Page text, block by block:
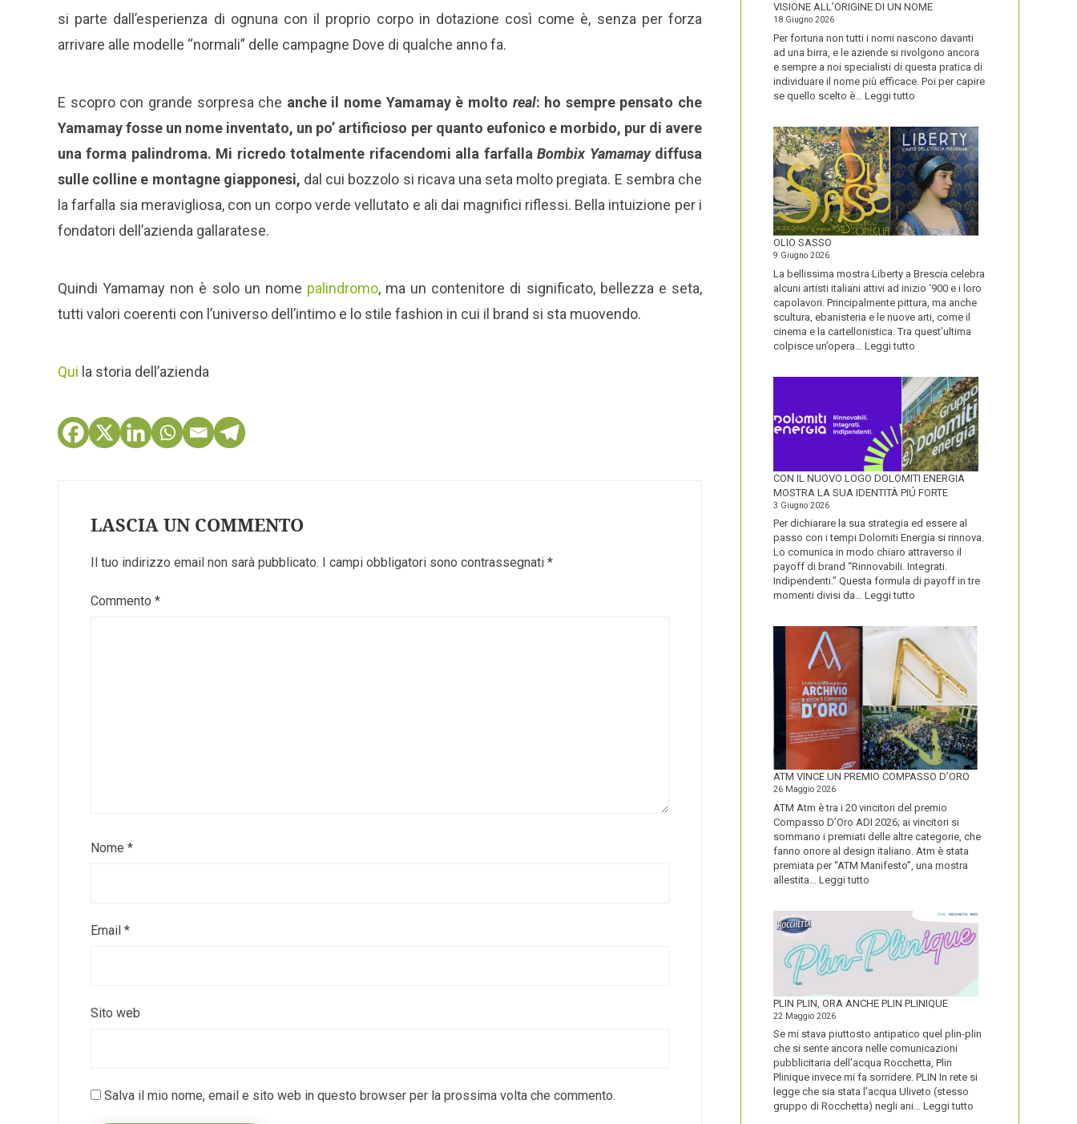
si parte dall’esperienza di ognuna con il proprio corpo in dotazione così come è, senza per forza
arrivare alle modelle “normali” delle campagne Dove di qualche anno fa.
E scopro con grande sorpresa che anche il nome Yamamay è molto real: ho sempre pensato che
Yamamay fosse un nome inventato, un po’ artificioso per quanto eufonico e morbido, pur di avere
una forma palindroma. Mi ricredo totalmente rifacendomi alla farfallaBombix Yamamaydiffusa
sulle colline e montagne giapponesi, dal cui bozzolo si ricava una seta molto pregiata. E sembra che
la farfalla sia meravigliosa, con un corpo verde vellutato e ali dai magnifici riflessi. Bella intuizione per i
fondatori dell’azienda gallaratese.
Quindi Yamamay non è solo un nome palindromo, ma un contenitore di significato, bellezza e seta,
tutti valori coerenti con l’universo dell’intimo e lo stile fashion in cui il brand si sta muovendo.
Qui la storia dell’azienda
LASCIA UN COMMENTO
Il tuo indirizzo email non sarà pubblicato. I campi obbligatori sono contrassegnati *
Commento *
Nome *
Email *
Sito web
Salva il mio nome, email e sito web in questo browser per la prossima volta che commento.
VISIONE ALL’ORIGINE DI UN NOME
18 Giugno 2026
Per fortuna non tutti i nomi nascono davanti
ad una birra, e le aziende si rivolgono ancora
e sempre a noi specialisti di questa pratica di
individuare il nome più efficace. Poi per capire
se quello scelto è… Leggi tutto
BLACKBERRY,
LA
STORIA
E
LA
VISIONE
ALL’ORIGINE
DI
NOME
OLIO SASSO
9 Giugno 2026
La bellissima mostra Liberty a Brescia celebra
alcuni artisti italiani attivi ad inizio ‘900 e i loro
capolavori. Principalmente pittura, ma anche
scultura, ebanisteria e le nuove arti, come il
cinema e la cartellonistica. Tra quest’ultima
colpisce un’opera… Leggi tutto
CON IL NUOVO LOGO DOLOMITI ENERGIA
MOSTRA LA SUA IDENTITÀ PIÚ FORTE
3 Giugno 2026
Per dichiarare la sua strategia ed essere al
passo con i tempi Dolomiti Energia si rinnova.
Lo comunica in modo chiaro attraverso il
payoff di brand “Rinnovabili. Integrati.
Indipendenti.” Questa formula di payoff in tre
momenti divisi da… Leggi tutto
LOGO
DOLOMITI
ENERGIA
MOSTRA
LA
SUA
IDENTITÀ
PIÚ
FORTE
ATM VINCE UN PREMIO COMPASSO D’ORO
26 Maggio 2026
ATM Atm è tra i 20 vincitori del premio
Compasso D’Oro ADI 2026; ai vincitori si
sommano i premiati delle altre categorie, che
fanno onore al design italiano. Atm è stata
premiata per “ATM Manifesto”, una mostra
allestita… Leggi tutto
PREMIO
COMPASSO
D’ORO
PLIN PLIN, ORA ANCHE PLIN PLINIQUE
22 Maggio 2026
Se mi stava piuttosto antipatico quel plin-plin
che si sente ancora nelle comunicazioni
pubblicitaria dell’acqua Rocchetta, Plin
Plinique invece mi fa sorridere. PLIN In rete si
legge che sia stata l’acqua Uliveto (stesso
gruppo di Rocchetta) negli ani… Leggi tutto